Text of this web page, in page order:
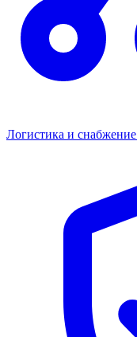
Логистика и снабжение